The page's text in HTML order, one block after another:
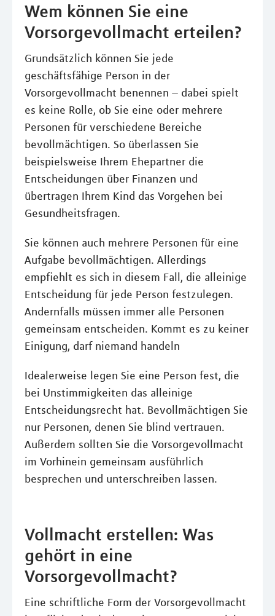
Wem können Sie eine
Vorsorgevollmacht erteilen?
Grundsätzlich können Sie jede
geschäftsfähige Person in der
Vorsorgevollmacht benennen – dabei spielt
es keine Rolle, ob Sie eine oder mehrere
Personen für verschiedene Bereiche
bevollmächtigen. So überlassen Sie
beispielsweise Ihrem Ehepartner die
Entscheidungen über Finanzen und
übertragen Ihrem Kind das Vorgehen bei
Gesundheitsfragen.
Sie können auch mehrere Personen für eine
Aufgabe bevollmächtigen. Allerdings
empfiehlt es sich in diesem Fall, die alleinige
Entscheidung für jede Person festzulegen.
Andernfalls müssen immer alle Personen
gemeinsam entscheiden. Kommt es zu keiner
Einigung, darf niemand handeln
Idealerweise legen Sie eine Person fest, die
bei Unstimmigkeiten das alleinige
Entscheidungsrecht hat. Bevollmächtigen Sie
nur Personen, denen Sie blind vertrauen.
Außerdem sollten Sie die Vorsorgevollmacht
im Vorhinein gemeinsam ausführlich
besprechen und unterschreiben lassen.
Vollmacht erstellen: Was
gehört in eine
Vorsorgevollmacht?
Eine schriftliche Form der Vorsorgevollmacht